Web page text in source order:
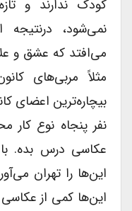
کودک ندارند و
نمی‌شود، درنتیجه
می‌افتد که عشق و
مثلاً مربی‌های
بیچاره‌ترین اعضای
نفر پنجاه نوع کار
عکاسی درس بده. با
این‌ها را تهران
این‌ها کمی از عکاسی